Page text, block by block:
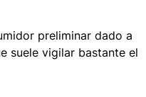
preliminar dado a
suele vigilar bastante el